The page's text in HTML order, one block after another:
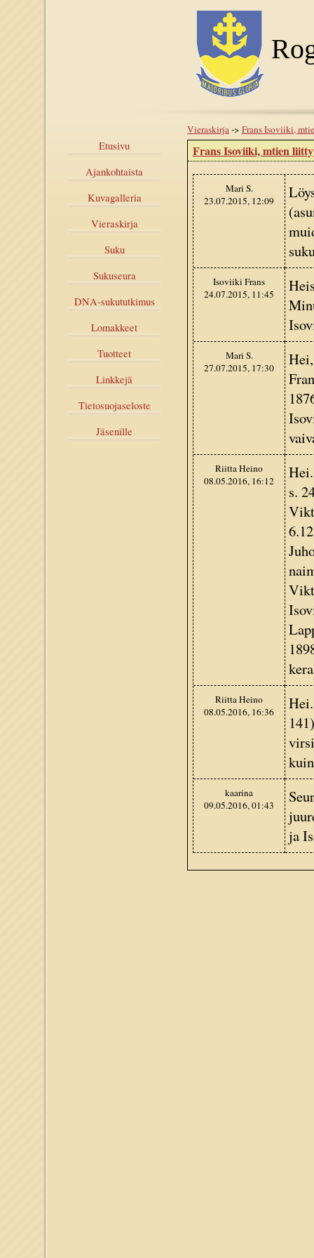
Etusivu
Ajankohtaista
Kuvagalleria
Vieraskirja
Suku
Sukuseura
DNA-sukututkimus
Lomakkeet
Tuotteet
Linkkejä
Tietosuojaseloste
Jäsenille
Vieraskirja-> Frans Isoviiki,
Frans Isoviiki, mtien
Mari S.
23.07.2015, 12:09
Isoviiki Frans
24.07.2015, 11:45
Mari S.
27.07.2015, 17:30
Riitta Heino
08.05.2016, 16:12
s.
Riitta Heino
08.05.2016, 16:36
kaarina
09.05.2016, 01:43
ja